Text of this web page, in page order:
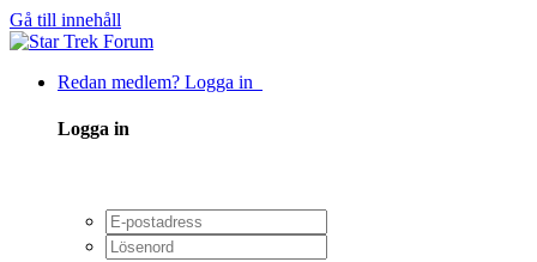
Gå till innehåll
Redan medlem? Logga in
Logga in